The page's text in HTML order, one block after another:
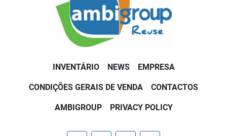
INVENTÁRIO NEWS EMPRESA
CONDIÇÕES GERAIS DE VENDA CONTACTOS
AMBIGROUP PRIVACY POLICY